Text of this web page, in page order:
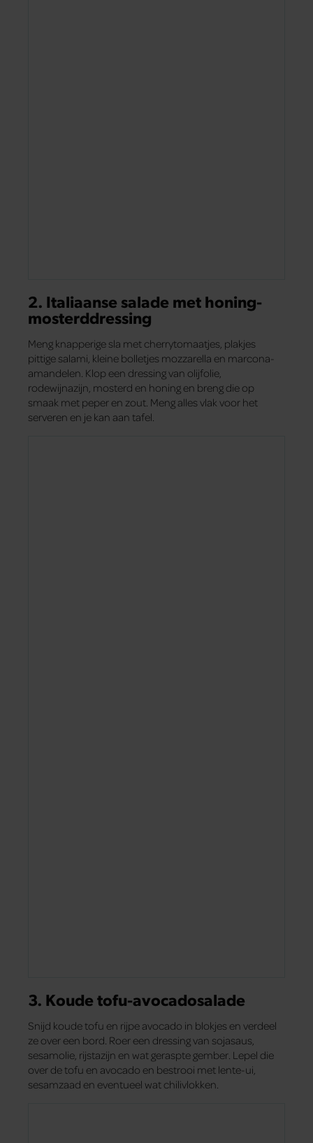
2. Italiaanse salade met honing-
mosterddressing
Meng knapperige sla met cherrytomaatjes, plakjes
pittige salami, kleine bolletjes mozzarella en marcona-
amandelen. Klop een dressing van olijfolie,
rodewijnazijn, mosterd en honing en breng die op
smaak met peper en zout. Meng alles vlak voor het
serveren en je kan aan tafel.
3. Koude tofu-avocadosalade
Snijd koude tofu en rijpe avocado in blokjes en verdeel
ze over een bord. Roer een dressing van sojasaus,
sesamolie, rijstazijn en wat geraspte gember. Lepel die
over de tofu en avocado en bestrooi met lente-ui,
sesamzaad en eventueel wat chilivlokken.